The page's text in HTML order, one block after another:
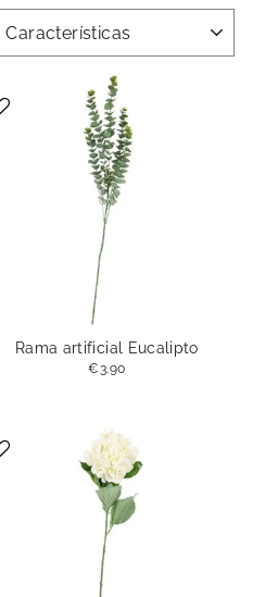
ORDENAR
Rama artificial Eucalipto
€3.90